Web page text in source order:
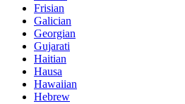
Frisian
Galician
Georgian
Gujarati
Haitian
Hausa
Hawaiian
Hebrew